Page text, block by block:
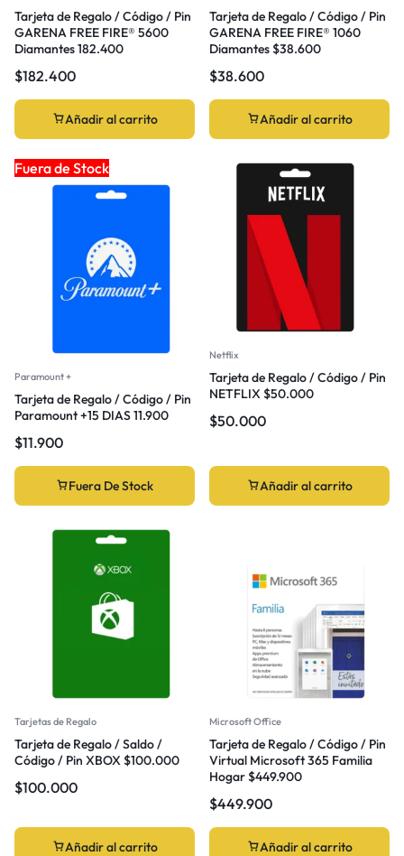
Tarjeta de Regalo / Código / Pin
GARENA FREE FIRE® 5600
Diamantes 182.400
$182.400
Añadir al carrito
Tarjeta de Regalo / Código / Pin
GARENA FREE FIRE® 1060
Diamantes $38.600
$38.600
Añadir al carrito
Fuera de Stock
Paramount +
Tarjeta de Regalo / Código / Pin
Paramount +15 DIAS 11.900
$11.900
Fuera De Stock
Netflix
Tarjeta de Regalo / Código / Pin
NETFLIX $50.000
$50.000
Añadir al carrito
Tarjetas de Regalo
Tarjeta de Regalo / Saldo /
Código / Pin XBOX $100.000
$100.000
Añadir al carrito
Microsoft Office
Tarjeta de Regalo / Código / Pin
Virtual Microsoft 365 Familia
Hogar $449.900
$449.900
Añadir al carrito